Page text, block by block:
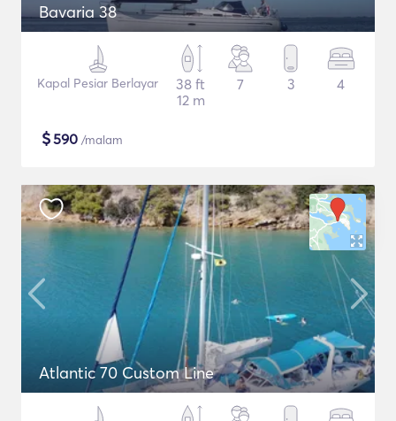
Bavaria 38
Kapal Pesiar Berlayar
38 ft
12 m
7 3 4
$590 /malam
Atlantic 70 Custom Line